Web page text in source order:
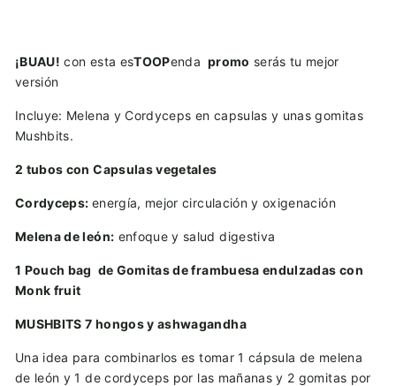
¡BUAU! con esta esTOOPenda promo serás tu mejor
versión
Incluye: Melena y Cordyceps en capsulas y unas gomitas
Mushbits.
2 tubos con Capsulas vegetales
Cordyceps: energía, mejor circulación y oxigenación
Melena de león: enfoque y salud digestiva
1 Pouch bag de Gomitas de frambuesa endulzadas con
Monk fruit
MUSHBITS 7 hongos y ashwagandha
Una idea para combinarlos es tomar 1 cápsula de melena
de león y 1 de cordyceps por las mañanas y 2 gomitas por